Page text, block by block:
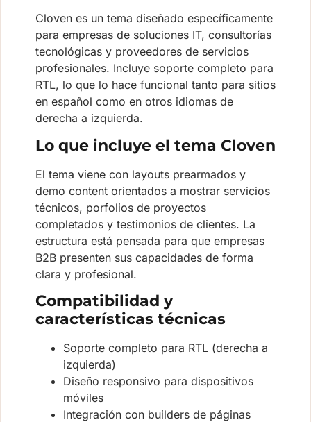
Cloven es un tema diseñado específicamente
para empresas de soluciones IT, consultorías
tecnológicas y proveedores de servicios
profesionales. Incluye soporte completo para
RTL, lo que lo hace funcional tanto para sitios
en español como en otros idiomas de
derecha a izquierda.
Lo que incluye el tema Cloven
El tema viene con layouts prearmados y
demo content orientados a mostrar servicios
técnicos, porfolios de proyectos
completados y testimonios de clientes. La
estructura está pensada para que empresas
B2B presenten sus capacidades de forma
clara y profesional.
Compatibilidad y
características técnicas
Soporte completo para RTL (derecha a
izquierda)
Diseño responsivo para dispositivos
móviles
Integración con builders de páginas